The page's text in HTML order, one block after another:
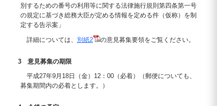
別するための番号の利用等に関する法律施行規則第四条第一号
の規定に基づき総務大臣が定める情報を定める件（仮称）を制
定する告示案」
詳細については、 別紙2 の意見募集要領をご覧ください。
3 意見募集の期限
平成27年9月18日（金）12：00（必着）（郵便についても、
募集期間内の必着とします。）